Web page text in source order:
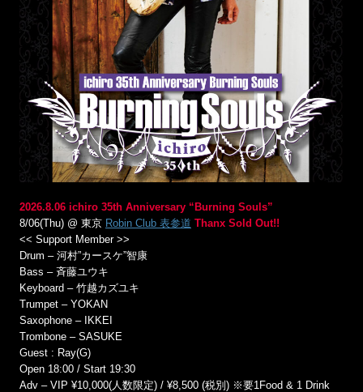
2026.8.06 ichiro 35th Anniversary “Burning Souls”
8/06(Thu) @ 東京 Robin Club 表参道 Thanx Sold Out!!
<< Support Member >>
Drum – 河村”カースケ”智康
Bass – 斉藤ユウキ
Keyboard – 竹越カズユキ
Trumpet – YOKAN
Saxophone – IKKEI
Trombone – SASUKE
Guest : Ray(G)
Open 18:00 / Start 19:30
Adv – VIP ¥10,000(人数限定) / ¥8,500 (税別) ※要1Food & 1 Drink